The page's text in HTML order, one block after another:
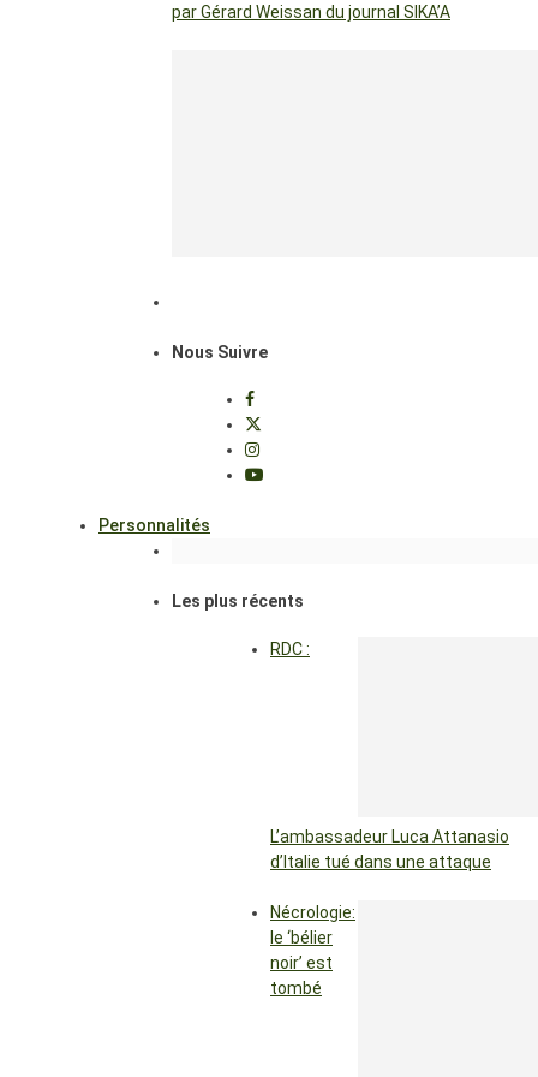
par Gérard Weissan du journal SIKA’A
Nous Suivre
Personnalités
Les plus récents
RDC :
L’ambassadeur Luca Attanasio
d’Italie tué dans une attaque
Nécrologie:
le ‘bélier
noir’ est
tombé